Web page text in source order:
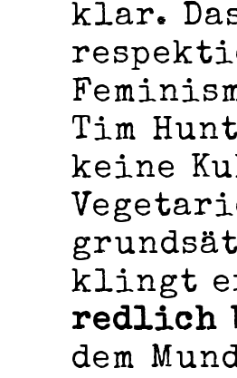
klar.
Tim
keine
klingt
redlich
dem